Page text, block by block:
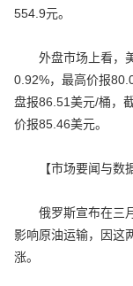
554.9元。
外盘市场上看，美
0.92%，最高价报
盘报86.51美元/桶，
价报85.46美元。
【市场要闻与数据
俄罗斯宣布在三月
影响原油运输，因这
涨。